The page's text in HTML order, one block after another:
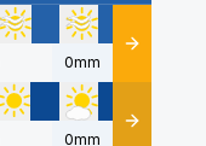
0mm Détails
0mm Détails